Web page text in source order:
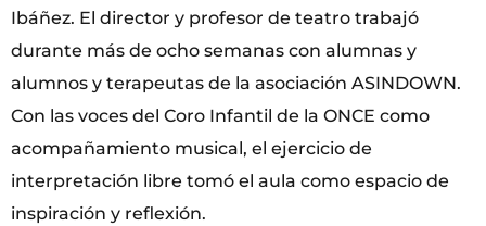
Ibáñez. El director y profesor de teatro trabajó
durante más de ocho semanas con alumnas y
alumnos y terapeutas de la asociación ASINDOWN.
Con las voces del Coro Infantil de la ONCE como
acompañamiento musical, el ejercicio de
interpretación libre tomó el aula como espacio de
inspiración y reflexión.